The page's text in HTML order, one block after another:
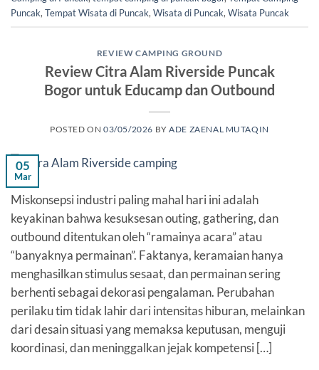
Puncak, Tempat Wisata di Puncak, Wisata di Puncak, Wisata Puncak
REVIEW CAMPING GROUND
Review Citra Alam Riverside Puncak
Bogor untuk Educamp dan Outbound
POSTED ON03/05/2026 BYADE ZAENAL MUTAQIN
05
Mar
Miskonsepsi industri paling mahal hari ini adalah
keyakinan bahwa kesuksesan outing, gathering, dan
outbound ditentukan oleh “ramainya acara” atau
“banyaknya permainan”. Faktanya, keramaian hanya
menghasilkan stimulus sesaat, dan permainan sering
berhenti sebagai dekorasi pengalaman. Perubahan
perilaku tim tidak lahir dari intensitas hiburan, melainkan
dari desain situasi yang memaksa keputusan, menguji
koordinasi, dan meninggalkan jejak kompetensi […]